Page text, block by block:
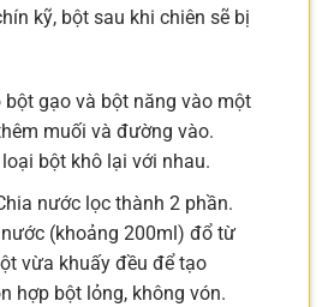
kỹ, bột sau khi chiên sẽ bị
gạo và bột năng vào một
muối và đường vào.
bột khô lại với nhau.
nước lọc thành 2 phần.
(khoảng 200ml) đổ từ
vừa khuấy đều để tạo
hợp bột lỏng, không vón.